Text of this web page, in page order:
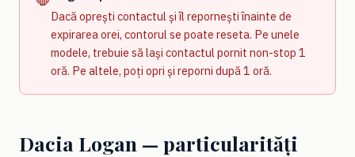
Dacă oprești contactul și îl repornești înainte de
expirarea orei, contorul se poate reseta. Pe unele
modele, trebuie să lași contactul pornit non-stop 1
oră. Pe altele, poți opri și reporni după 1 oră.
Dacia Logan — particularități